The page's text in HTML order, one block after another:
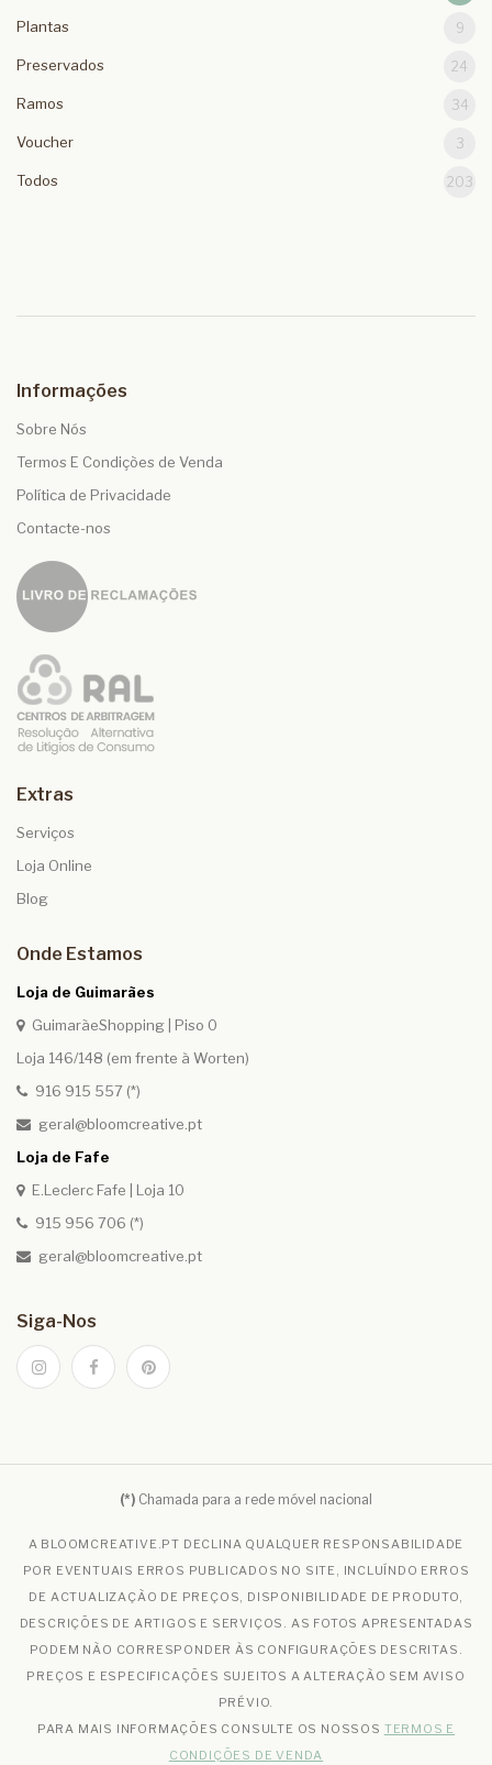
Plantas 9
Preservados 24
Ramos 34
Voucher 3
Todos 203
Informações
Sobre Nós
Termos E Condições de Venda
Política de Privacidade
Contacte-nos
Extras
Serviços
Loja Online
Blog
Onde Estamos
Loja de Guimarães
GuimarãeShopping | Piso 0
Loja 146/148 (em frente à Worten)
916 915 557 (*)
geral@bloomcreative.pt
Loja de Fafe
E.Leclerc Fafe | Loja 10
915 956 706 (*)
geral@bloomcreative.pt
Siga-Nos
(*) Chamada para a rede móvel nacional
A BLOOMCREATIVE.PT DECLINA QUALQUER RESPONSABILIDADE
POR EVENTUAIS ERROS PUBLICADOS NO SITE, INCLUÍNDO ERROS
DE ACTUALIZAÇÃO DE PREÇOS, DISPONIBILIDADE DE PRODUTO,
DESCRIÇÕES DE ARTIGOS E SERVIÇOS. AS FOTOS APRESENTADAS
PODEM NÃO CORRESPONDER ÀS CONFIGURAÇÕES DESCRITAS.
PREÇOS E ESPECIFICAÇÕES SUJEITOS A ALTERAÇÃO SEM AVISO
PRÉVIO.
PARA MAIS INFORMAÇÕES CONSULTE OS NOSSOS TERMOS E
CONDIÇÕES DE VENDA